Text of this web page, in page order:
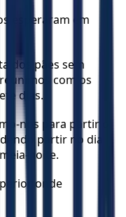
esperaram em
dos pães sem
com os
dias.
nos para partir o
partir no dia
noite.
onde